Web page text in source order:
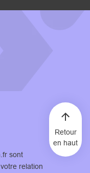
sont
relation
Retour
en haut